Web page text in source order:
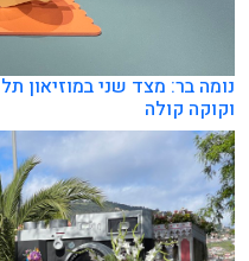
נומה בר: מצד שני במוזיאון
וקוקה קולה